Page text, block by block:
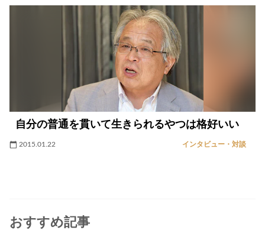
自分の普通を貫いて生きられるやつは格好いい
2015.01.22 インタビュー・対談
おすすめ記事